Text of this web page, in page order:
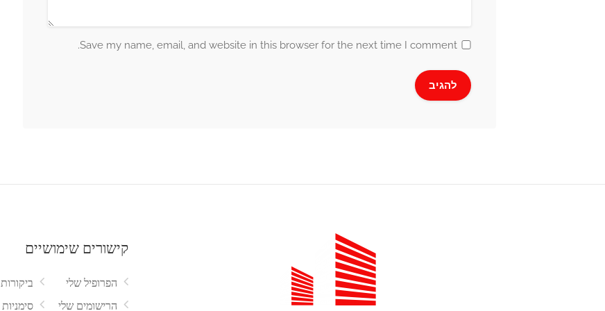
Save my name, email, and website in this browser for the next time I comment.
קישורים שימושיים
ביקורות
סימניות
הפרופיל שלי
הרישומים שלי